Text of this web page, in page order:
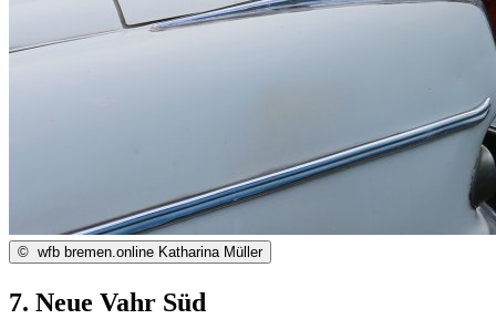
© wfb bremen.online Katharina Müller
7. Neue Vahr Süd